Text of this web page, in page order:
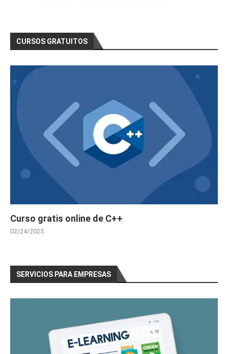
CURSOS GRATUITOS
Curso gratis online de C++
02/24/2025
SERVICIOS PARA EMPRESAS